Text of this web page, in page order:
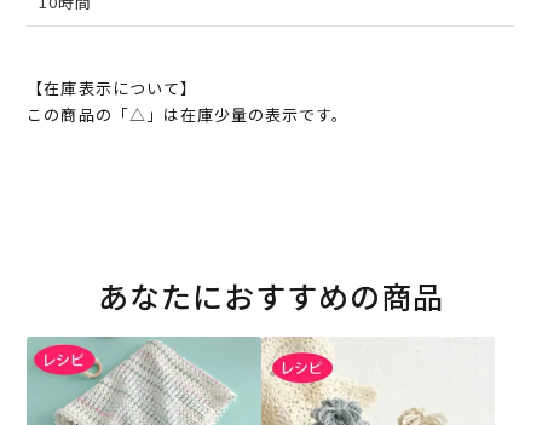
【在庫表示について】
この商品の「△」は在庫少量の表示です。
あなたにおすすめの商品